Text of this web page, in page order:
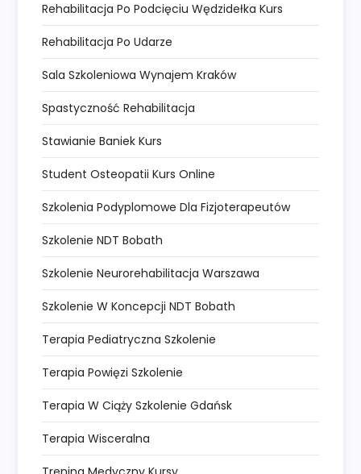
Rehabilitacja Po Podcięciu Wędzidełka Kurs
Rehabilitacja Po Udarze
Sala Szkoleniowa Wynajem Kraków
Spastyczność Rehabilitacja
Stawianie Baniek Kurs
Student Osteopatii Kurs Online
Szkolenia Podyplomowe Dla Fizjoterapeutów
Szkolenie NDT Bobath
Szkolenie Neurorehabilitacja Warszawa
Szkolenie W Koncepcji NDT Bobath
Terapia Pediatryczna Szkolenie
Terapia Powięzi Szkolenie
Terapia W Ciąży Szkolenie Gdańsk
Terapia Wisceralna